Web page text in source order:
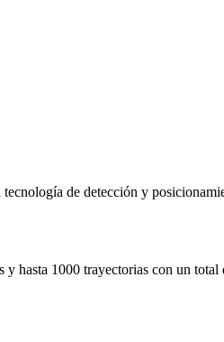
de detección y
hasta 1000 trayectorias con un